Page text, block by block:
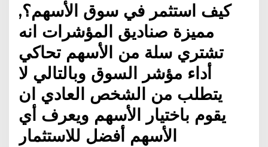
كيف استثمر في سوق الأسهم؟,
مميزة صناديق المؤشرات انه
تشتري سلة من الأسهم تحاكي
أداء مؤشر السوق وبالتالي لا
يتطلب من الشخص العادي ان
يقوم باختيار الأسهم ويعرف أي
الأسهم أفضل للاستثمار